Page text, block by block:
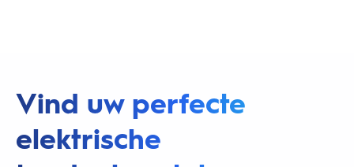
Vind uw perfecte
elektrische